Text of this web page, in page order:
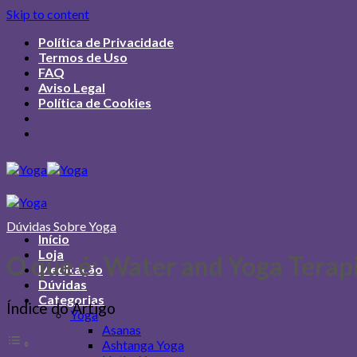
Skip to content
Política de Privacidade
Termos de Uso
FAQ
Aviso Legal
Política de Cookies
Início
Loja
Meditação
Dúvidas
Categorias
Yoga
Asanas
Ashtanga Yoga
Dúvidas Sobre Yoga
O que é: Water and Yoga
Índice do Artigo